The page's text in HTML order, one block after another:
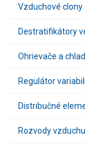
Vzduchové clony
Destratifikátory
Ohrievače a
Regulátor
Distribučné
Rozvody